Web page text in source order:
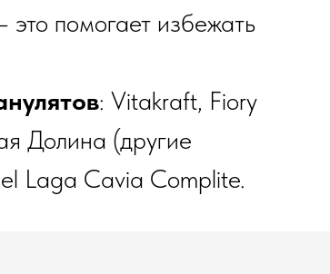
это помогает избежать
: Vitakraft, Fiory
Долина (другие
Laga Cavia Complite.